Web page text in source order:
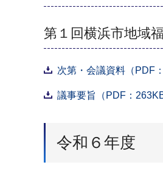
第１回横浜市地域
次第・会議資料（PDF
議事要旨（PDF：263KB
令和６年度